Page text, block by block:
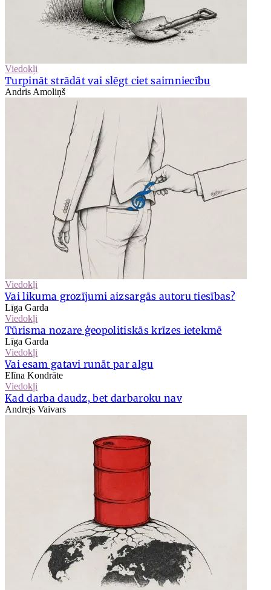
Viedokļi
Turpināt strādāt vai slēgt ciet saimniecību
Andris Amoliņš
Viedokļi
Vai likuma grozījumi aizsargās autoru tiesības?
Līga Garda
Viedokļi
Tūrisma nozare ģeopolitiskās krīzes ietekmē
Līga Garda
Viedokļi
Vai esam gatavi runāt par algu
Elīna Kondrāte
Viedokļi
Kad darba daudz, bet darbaroku nav
Andrejs Vaivars